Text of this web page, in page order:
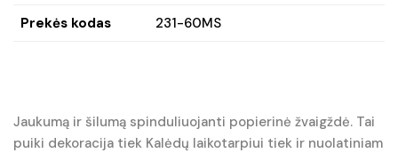
Prekės kodas 231-60MS
Jaukumą ir šilumą spinduliuojanti popierinė žvaigždė. Tai
puiki dekoracija tiek Kalėdų laikotarpiui tiek ir nuolatiniam